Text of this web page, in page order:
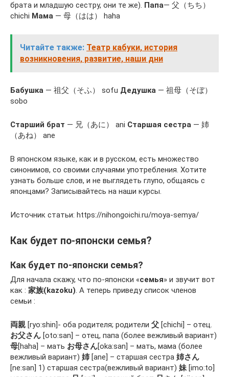
брата и младшую сестру, они те же). Папа— 父（ちち）
chichi Мама — 母（はは） haha
Читайте также: Театр кабуки, история
возникновения, развитие, наши дни
Бабушка — 祖父（そふ） sofu Дедушка — 祖母（そぼ）
sobo
Старший брат — 兄（あに） ani Старшая сестра — 姉
（あね） ane
В японском языке, как и в русском, есть множество
синонимов, со своими случаями употребления. Хотите
узнать больше слов, и не выглядеть глупо, общаясь с
японцами? Записывайтесь на наши курсы.
Источник статьи: https://nihongoichi.ru/moya-semya/
Как будет по-японски семья?
Как будет по-японски семья?
Для начала скажу, что по-японски «семья» и звучит вот
как : 家族(kazoku). А теперь приведу список членов
семьи :
両親 [ryo:shin]- оба родителя; родители 父 [chichi] – отец.
お父さん [oto:san] – отец, папа (более вежливый вариант)
母[haha] – мать お母さん[oka:san] – мать, мама (более
вежливый вариант) 姉[ane] – старшая сестра 姉さん
[ne:san] 1) старшая сестра(вежливый вариант) 妹[imo:to]